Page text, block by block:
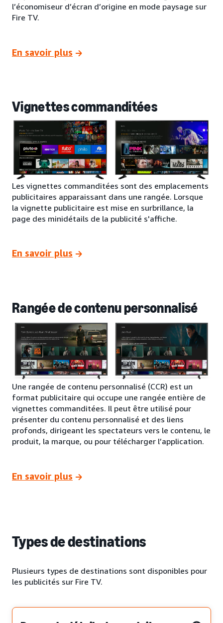
l’économiseur d’écran d’origine en mode paysage sur
Fire TV.
En savoir plus
Vignettes commanditées
Les vignettes commanditées sont des emplacements
publicitaires apparaissant dans une rangée. Lorsque
la vignette publicitaire est mise en surbrillance, la
page des minidétails de la publicité s'affiche.
En savoir plus
Rangée de contenu personnalisé
Une rangée de contenu personnalisé (CCR) est un
format publicitaire qui occupe une rangée entière de
vignettes commanditées. Il peut être utilisé pour
présenter du contenu personnalisé et des liens
profonds, dirigeant les spectateurs vers le contenu, le
produit, la marque, ou pour télécharger l’application.
En savoir plus
Types de destinations
Plusieurs types de destinations sont disponibles pour
les publicités sur Fire TV.